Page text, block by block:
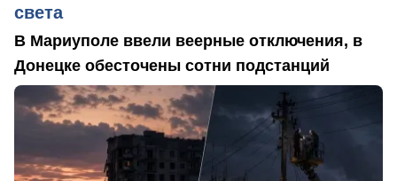
света
В Мариуполе ввели веерные отключения, в
Донецке обесточены сотни подстанций